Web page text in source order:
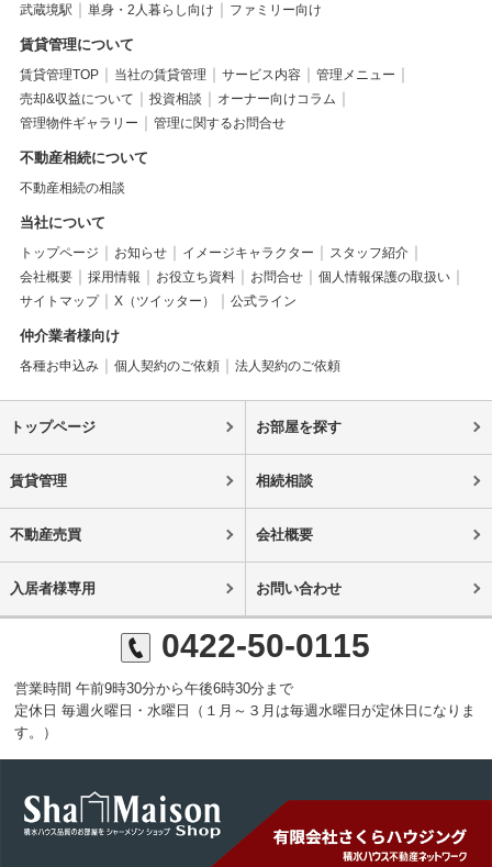
武蔵境駅
単身・2人暮らし向け ファミリー向け
賃貸管理について
賃貸管理TOP 当社の賃貸管理 サービス内容
管理メニュー
売却&収益について
投資相談
オーナー向けコラム
管理物件ギャラリー
管理に関するお問合せ
不動産相続について
不動産相続の相談
当社について
トップページ お知らせ イメージキャラクター
スタッフ紹介
会社概要
採用情報 お役立ち資料 お問合せ
個人情報保護の取扱い
サイトマップ
X（ツイッター） 公式ライン
仲介業者様向け
各種お申込み 個人契約のご依頼 法人契約のご依頼
トップページ お部屋を探す
賃貸管理 相続相談
不動産売買 会社概要
入居者様専用 お問い合わせ
0422-50-0115
営業時間 午前9時30分から午後6時30分まで
定休日 毎週火曜日・水曜日（１月～３月は毎週水曜日が定休日になりま
す。）